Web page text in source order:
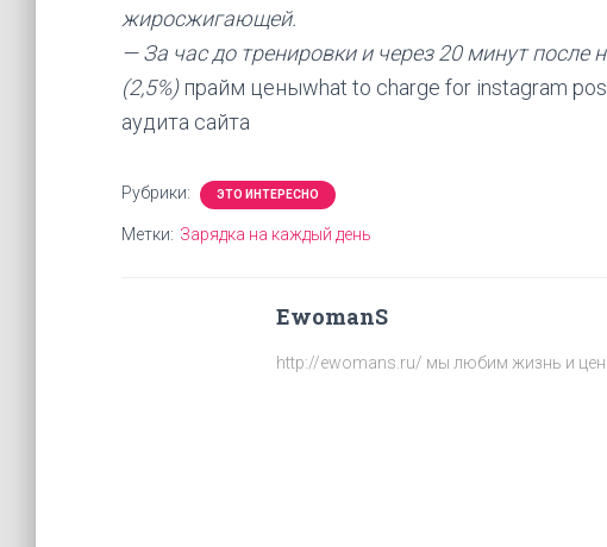
жиросжигающей.
— За час до тренировки и через 20 минут
(2,5%) прайм ценыwhat to charge for instagram
аудита сайта
Рубрики: ЭТО ИНТЕРЕСНО
Метки: Зарядка на каждый день
EwomanS
http://ewomans.ru/ мы любим жизнь и